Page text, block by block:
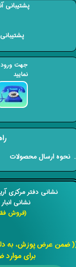
​​نشانی دفتر مرکزی
نشانی
(فروش
ضمن عرض پوزش، به
برای موارد
​. نحوه ارسال محصولات
پشتیبانی
جهت ورود
نمایید